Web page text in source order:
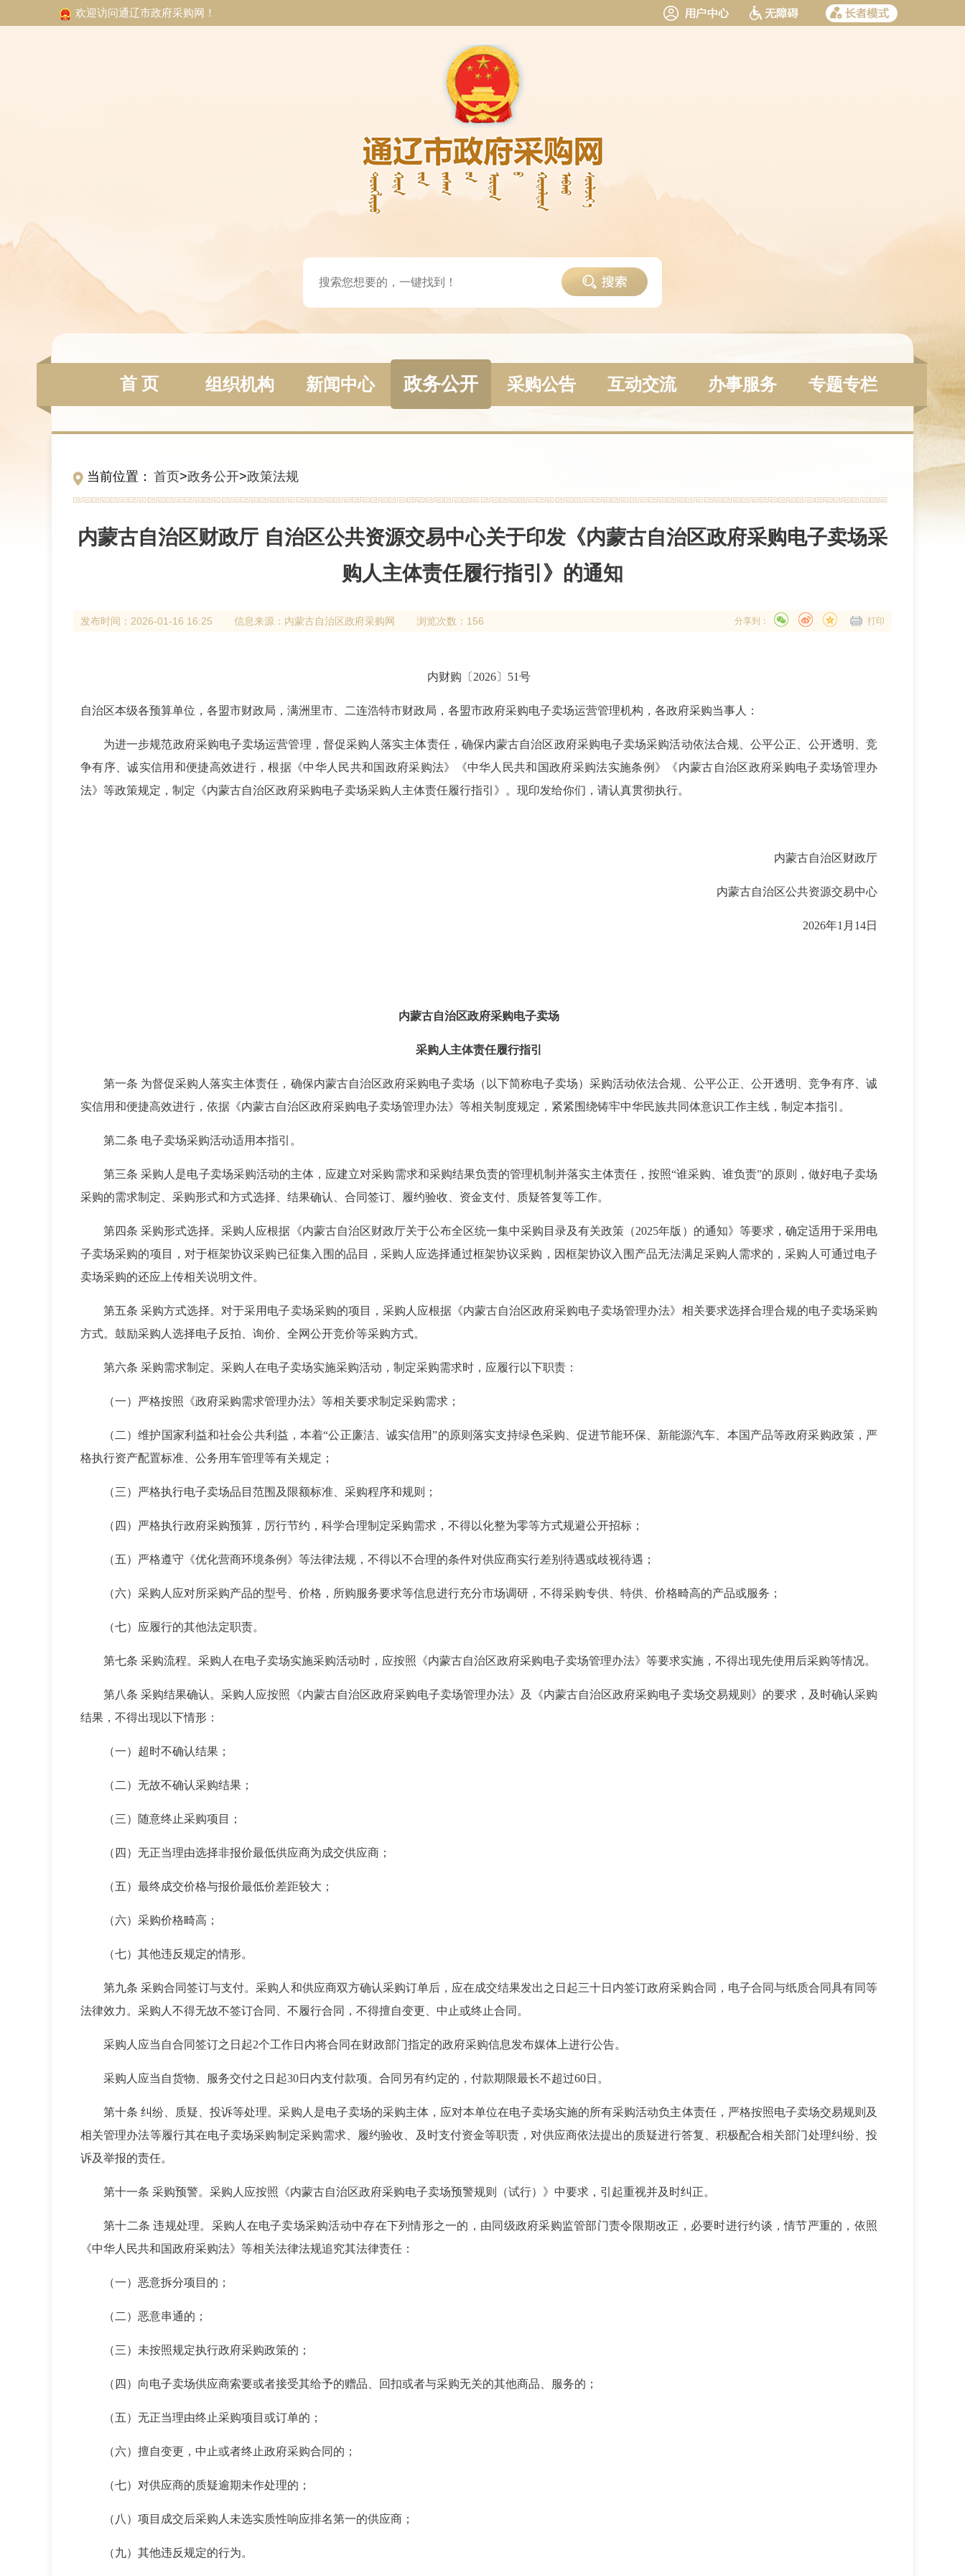
欢迎访问通辽市政府采购网！
首 页 组织机构 新闻中心 政务公开 采购公告 互动交流 办事服务 专题专栏
当前位置： 首页>政务公开>政策法规
内蒙古自治区财政厅 自治区公共资源交易中心关于印发《内蒙古自治区政府采购电子卖场采
购人主体责任履行指引》的通知
发布时间： 2026-01-16 16:25 信息来源： 内蒙古自治区政府采购网 浏览次数：156 打印
分享到：
内财购〔2026〕51号
自治区本级各预算单位，各盟市财政局，满洲里市、二连浩特市财政局，各盟市政府采购电子卖场运营管理机构，各政府采购当事人：
为进一步规范政府采购电子卖场运营管理，督促采购人落实主体责任，确保内蒙古自治区政府采购电子卖场采购活动依法合规、公平公正、公开透明、竞
争有序、诚实信用和便捷高效进行，根据《中华人民共和国政府采购法》《中华人民共和国政府采购法实施条例》《内蒙古自治区政府采购电子卖场管理办
法》等政策规定，制定《内蒙古自治区政府采购电子卖场采购人主体责任履行指引》。现印发给你们，请认真贯彻执行。
内蒙古自治区财政厅
内蒙古自治区公共资源交易中心
2026年1月14日
内蒙古自治区政府采购电子卖场
采购人主体责任履行指引
第一条 为督促采购人落实主体责任，确保内蒙古自治区政府采购电子卖场（以下简称电子卖场）采购活动依法合规、公平公正、公开透明、竞争有序、诚
实信用和便捷高效进行，依据《内蒙古自治区政府采购电子卖场管理办法》等相关制度规定，紧紧围绕铸牢中华民族共同体意识工作主线，制定本指引。
第二条 电子卖场采购活动适用本指引。
第三条 采购人是电子卖场采购活动的主体，应建立对采购需求和采购结果负责的管理机制并落实主体责任，按照“谁采购、谁负责”的原则，做好电子卖场
采购的需求制定、采购形式和方式选择、结果确认、合同签订、履约验收、资金支付、质疑答复等工作。
第四条 采购形式选择。采购人应根据《内蒙古自治区财政厅关于公布全区统一集中采购目录及有关政策（2025年版）的通知》等要求，确定适用于采用电
子卖场采购的项目，对于框架协议采购已征集入围的品目，采购人应选择通过框架协议采购，因框架协议入围产品无法满足采购人需求的，采购人可通过电子
卖场采购的还应上传相关说明文件。
第五条 采购方式选择。对于采用电子卖场采购的项目，采购人应根据《内蒙古自治区政府采购电子卖场管理办法》相关要求选择合理合规的电子卖场采购
方式。鼓励采购人选择电子反拍、询价、全网公开竞价等采购方式。
第六条 采购需求制定。采购人在电子卖场实施采购活动，制定采购需求时，应履行以下职责：
（一）严格按照《政府采购需求管理办法》等相关要求制定采购需求；
（二）维护国家利益和社会公共利益，本着“公正廉洁、诚实信用”的原则落实支持绿色采购、促进节能环保、新能源汽车、本国产品等政府采购政策，严
格执行资产配置标准、公务用车管理等有关规定；
（三）严格执行电子卖场品目范围及限额标准、采购程序和规则；
（四）严格执行政府采购预算，厉行节约，科学合理制定采购需求，不得以化整为零等方式规避公开招标；
（五）严格遵守《优化营商环境条例》等法律法规，不得以不合理的条件对供应商实行差别待遇或歧视待遇；
（六）采购人应对所采购产品的型号、价格，所购服务要求等信息进行充分市场调研，不得采购专供、特供、价格畸高的产品或服务；
（七）应履行的其他法定职责。
第七条 采购流程。采购人在电子卖场实施采购活动时，应按照《内蒙古自治区政府采购电子卖场管理办法》等要求实施，不得出现先使用后采购等情况。
第八条 采购结果确认。采购人应按照《内蒙古自治区政府采购电子卖场管理办法》及《内蒙古自治区政府采购电子卖场交易规则》的要求，及时确认采购
结果，不得出现以下情形：
（一）超时不确认结果；
（二）无故不确认采购结果；
（三）随意终止采购项目；
（四）无正当理由选择非报价最低供应商为成交供应商；
（五）最终成交价格与报价最低价差距较大；
（六）采购价格畸高；
（七）其他违反规定的情形。
第九条 采购合同签订与支付。采购人和供应商双方确认采购订单后，应在成交结果发出之日起三十日内签订政府采购合同，电子合同与纸质合同具有同等
法律效力。采购人不得无故不签订合同、不履行合同，不得擅自变更、中止或终止合同。
采购人应当自合同签订之日起2个工作日内将合同在财政部门指定的政府采购信息发布媒体上进行公告。
采购人应当自货物、服务交付之日起30日内支付款项。合同另有约定的，付款期限最长不超过60日。
第十条 纠纷、质疑、投诉等处理。采购人是电子卖场的采购主体，应对本单位在电子卖场实施的所有采购活动负主体责任，严格按照电子卖场交易规则及
相关管理办法等履行其在电子卖场采购制定采购需求、履约验收、及时支付资金等职责，对供应商依法提出的质疑进行答复、积极配合相关部门处理纠纷、投
诉及举报的责任。
第十一条 采购预警。采购人应按照《内蒙古自治区政府采购电子卖场预警规则（试行）》中要求，引起重视并及时纠正。
第十二条 违规处理。采购人在电子卖场采购活动中存在下列情形之一的，由同级政府采购监管部门责令限期改正，必要时进行约谈，情节严重的，依照
《中华人民共和国政府采购法》等相关法律法规追究其法律责任：
（一）恶意拆分项目的；
（二）恶意串通的；
（三）未按照规定执行政府采购政策的；
（四）向电子卖场供应商索要或者接受其给予的赠品、回扣或者与采购无关的其他商品、服务的；
（五）无正当理由终止采购项目或订单的；
（六）擅自变更，中止或者终止政府采购合同的；
（七）对供应商的质疑逾期未作处理的；
（八）项目成交后采购人未选实质性响应排名第一的供应商；
（九）其他违反规定的行为。